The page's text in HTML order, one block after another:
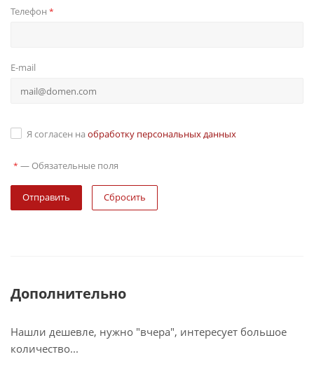
Телефон *
E-mail
Я согласен на обработку персональных данных
* — Обязательные поля
Сбросить
Дополнительно
Нашли дешевле, нужно "вчера", интересует большое
количество...